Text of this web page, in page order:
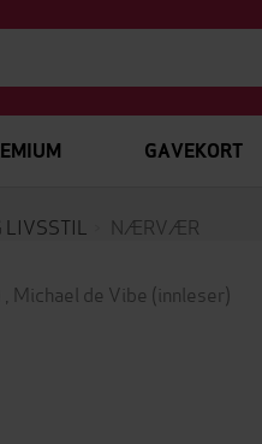
GAVEKORT
LIVSSTIL NÆRVÆR
Michael de Vibe (innleser)